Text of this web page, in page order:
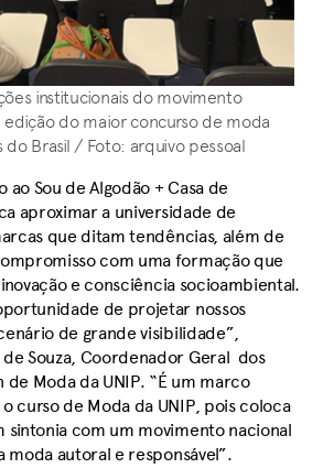
institucionais do movimento
edição do maior concurso de moda
do Brasil / Foto: arquivo pessoal
ao Sou de Algodão + Casa de
aproximar a universidade de
que ditam tendências, além de
com uma formação que
e consciência socioambiental.
de projetar nossos
de grande visibilidade”,
Souza, Coordenador Geral dos
de Moda da UNIP. “É um marco
curso de Moda da UNIP, pois coloca
sintonia com um movimento nacional
moda autoral e responsável”.